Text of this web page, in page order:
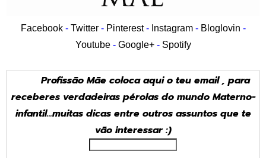
Facebook- Twitter- Pinterest- Instagram - Bloglovin -
Youtube- Google+- Spotify
Profissão Mãe coloca aqui o teu email , para
receberes verdadeiras pérolas do mundo Materno-
infantil...muitas dicas entre outros assuntos que te
vão interessar :)